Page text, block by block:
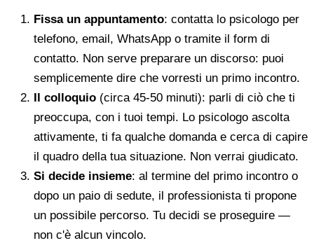
Fissa un appuntamento: contatta lo psicologo per
telefono, email, WhatsApp o tramite il form di
contatto. Non serve preparare un discorso: puoi
semplicemente dire che vorresti un primo incontro.
Il colloquio (circa 45-50 minuti): parli di ciò che ti
preoccupa, con i tuoi tempi. Lo psicologo ascolta
attivamente, ti fa qualche domanda e cerca di capire
il quadro della tua situazione. Non verrai giudicato.
Si decide insieme: al termine del primo incontro o
dopo un paio di sedute, il professionista ti propone
un possibile percorso. Tu decidi se proseguire —
non c'è alcun vincolo.